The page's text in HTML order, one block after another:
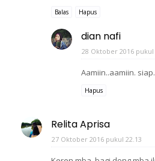
Balas Hapus
dian nafi
28 Oktober 2016 pukul
Aamiin..aamiin.
Hapus
Relita Aprisa
27 Oktober 2016 pukul 22.13